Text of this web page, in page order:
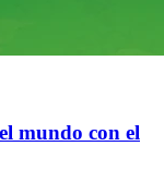
mundo con el